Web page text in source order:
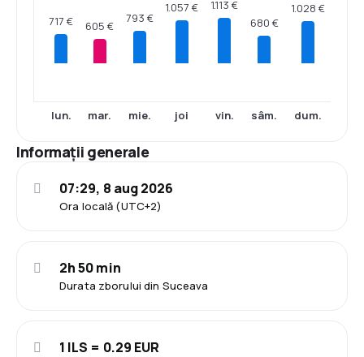
717 €
lun.
605 €
mar.
793 €
mie.
1.057 €
joi
1.113 €
vin.
680 €
sâm.
1.028 €
dum.
Informații generale
Ora locală (UTC+2)
07:29, 8 aug 2026
Durata zborului din Suceava
2h 50 min
1 ILS = 0.29 EUR